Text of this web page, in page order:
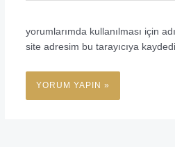
yorumlarımda kullanılması için
site adresim bu tarayıcıya